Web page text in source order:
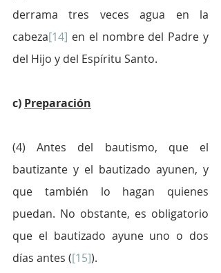
derrama tres veces agua en la
cabeza[14] en el nombre del Padre y
del Hijo y del Espíritu Santo.
c) Preparación
(4) Antes del bautismo, que el
bautizante y el bautizado ayunen, y
que también lo hagan quienes
puedan. No obstante, es obligatorio
que el bautizado ayune uno o dos
días antes ([15]).